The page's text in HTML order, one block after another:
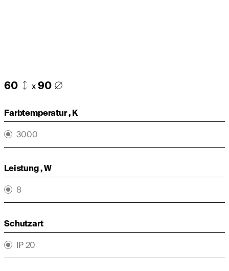
60 x90
Farbtemperatur , K
3000
Leistung , W
8
Schutzart
IP 20